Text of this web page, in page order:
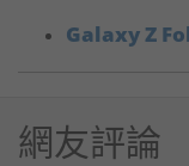
Galaxy Z
網友評論